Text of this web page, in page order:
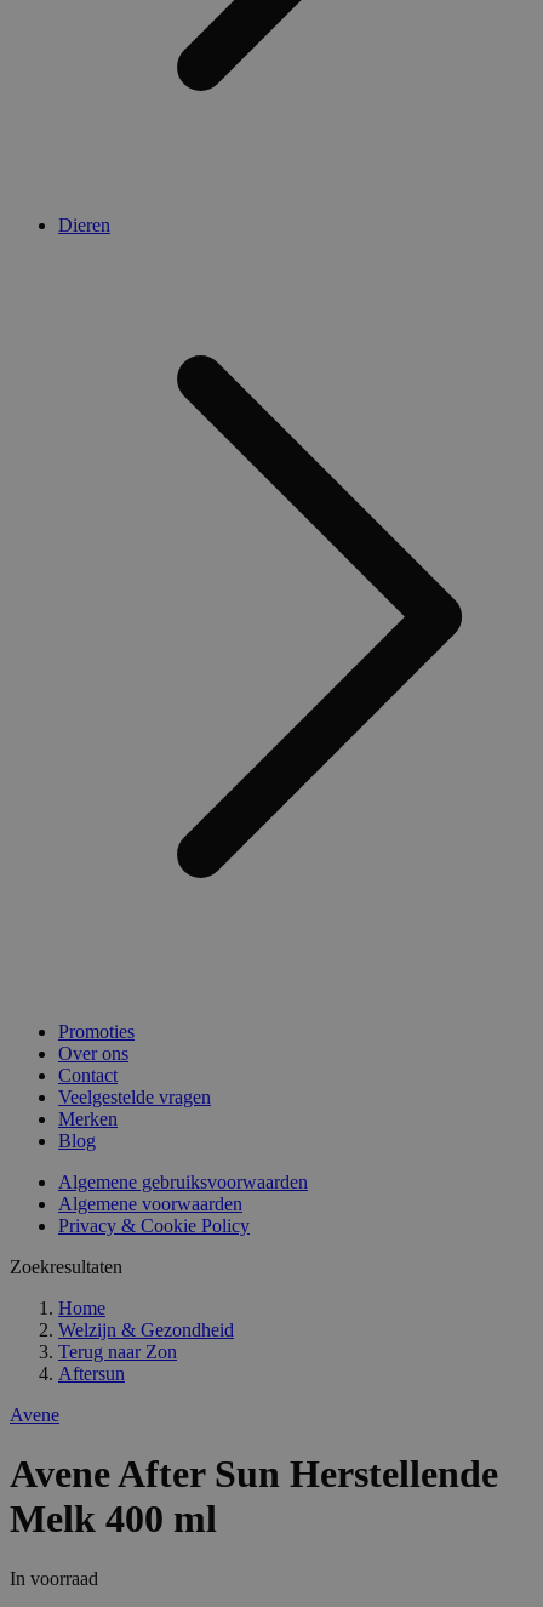
Dieren
Promoties
Over ons
Contact
Veelgestelde vragen
Merken
Blog
Algemene gebruiksvoorwaarden
Algemene voorwaarden
Privacy & Cookie Policy
Zoekresultaten
Home
Welzijn & Gezondheid
Terug naar Zon
Aftersun
Avene
Avene After Sun Herstellende
Melk 400 ml
In voorraad